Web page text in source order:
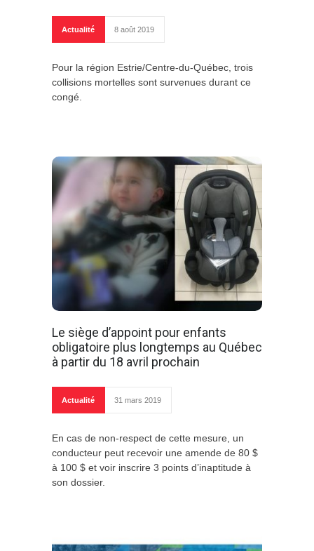
Actualité 8 août 2019
Pour la région Estrie/Centre-du-Québec, trois
collisions mortelles sont survenues durant ce
congé.
Le siège d’appoint pour enfants
obligatoire plus longtemps au Québec
à partir du 18 avril prochain
Actualité 31 mars 2019
En cas de non-respect de cette mesure, un
conducteur peut recevoir une amende de 80 $
à 100 $ et voir inscrire 3 points d’inaptitude à
son dossier.